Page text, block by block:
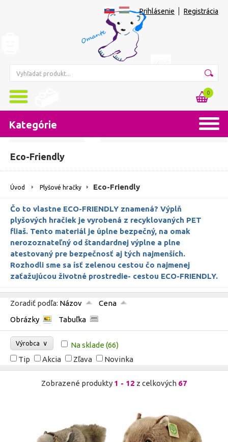
Prihlásenie Registrácia
0
Kategórie
Eco-Friendly
Úvod Plyšové hračky Eco-Friendly
Čo to vlastne ECO-FRIENDLY znamená? Výplň
plyšových hračiek je vyrobená z recyklovaných PET
fliaš. Tento materiál je úplne bezpečný, na omak
nerozoznateľný od štandardnej výplne a plne
atestovaný pre bezpečnosť aj tých najmenších.
Rozhodli sme sa ísť zelenou cestou čo najmenej
zaťažujúcou životné prostredie- cestou ECO-FRIENDLY.
Zoradiť podľa: Názov
Cena
Obrázky
Tabuľka
Výrobca ∨ Na sklade(66)
Tip
Akcia Zľava Novinka
Zobrazené produkty 1 - 12 z celkových 67